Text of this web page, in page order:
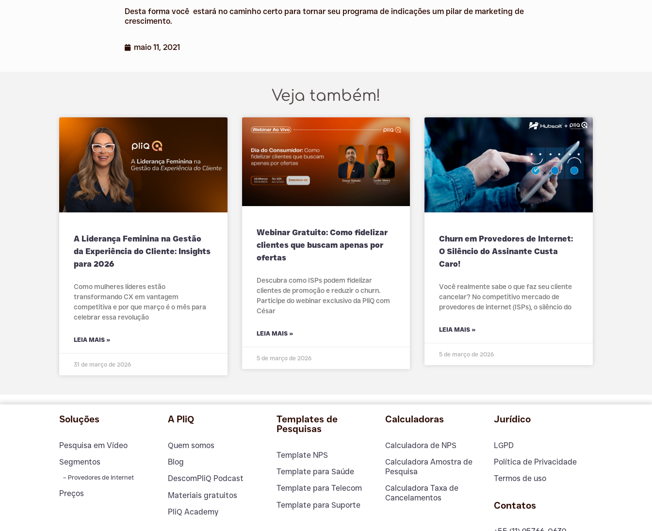
Desta forma você estará no caminho certo para tornar seu programa de indicações um pilar de marketing de
crescimento.
maio 11, 2021
Veja também!
A Liderança Feminina na Gestão
da Experiência do Cliente: Insights
para 2026
Como mulheres líderes estão
transformando CX em vantagem
competitiva e por que março é o mês para
celebrar essa revolução
LEIA MAIS »
31 de março de 2026
Webinar Gratuito: Como fidelizar
clientes que buscam apenas por
ofertas
Descubra como ISPs podem fidelizar
clientes de promoção e reduzir o churn.
Participe do webinar exclusivo da PliQ com
César
LEIA MAIS »
5 de março de 2026
Churn em Provedores de Internet:
O Silêncio do Assinante Custa
Caro!
Você realmente sabe o que faz seu cliente
cancelar? No competitivo mercado de
provedores de internet (ISPs), o silêncio do
LEIA MAIS »
5 de março de 2026
Soluções
Pesquisa em Vídeo
Segmentos
– Provedores de Internet
Preços
A PliQ
Quem somos
Blog
DescomPliQ Podcast
Materiais gratuitos
PliQ Academy
Templates de
Pesquisas
Template NPS
Template para Saúde
Template para Telecom
Template para Suporte
Calculadoras
Calculadora de NPS
Calculadora Amostra de
Pesquisa
Calculadora Taxa de
Cancelamentos
Jurídico
LGPD
Política de Privacidade
Termos de uso
Contatos